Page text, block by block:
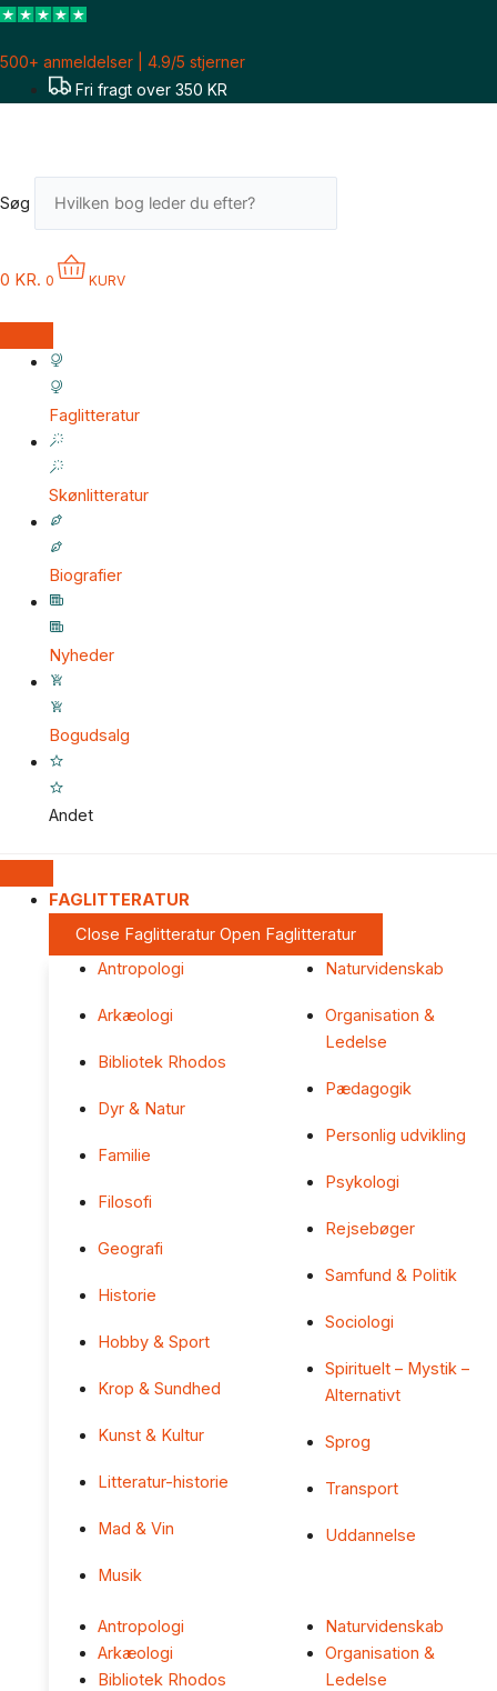
Gå
indholdet
500+ anmeldelser | 4.9/5 stjerner
Fri fragt over 350 KR
Søg
0 KR. 0 KURV
Faglitteratur
Skønlitteratur
Biografier
Nyheder
Bogudsalg
Andet
FAGLITTERATUR
Close Faglitteratur Open Faglitteratur
Antropologi
Arkæologi
Bibliotek Rhodos
Dyr & Natur
Familie
Filosofi
Geografi
Historie
Hobby & Sport
Krop & Sundhed
Kunst & Kultur
Litteratur-historie
Mad & Vin
Musik
Naturvidenskab
Organisation &
Ledelse
Pædagogik
Personlig udvikling
Psykologi
Rejsebøger
Samfund & Politik
Sociologi
Spirituelt – Mystik –
Alternativt
Sprog
Transport
Uddannelse
Antropologi
Arkæologi
Bibliotek Rhodos
Naturvidenskab
Organisation &
Ledelse